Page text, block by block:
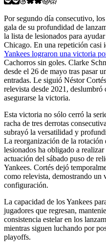
Por segundo día consecutivo,
gala de su profundidad de
la lista de lesionados para
Chicago. En una repetición casi
Yankees lograron una victoria
Cachorros sin goles. Clarke
desde el 26 de mayo tras pasar
entradas. Le siguió Néstor
relevista desde 2021, deslumbró
asegurarse la victoria.
Esta victoria no sólo cerró la
racha de tres derrotas
subrayó la versatilidad y
La reorganización de la rotación
lesionados ha obligado a
actuación del sábado puso de
Yankees. Cortés dejó
como relevista, demostrando un
configuración.
La capacidad de los Yankees
jugadores que regresan,
consistencia estelar en los
mientras siguen luchando por
playoffs.